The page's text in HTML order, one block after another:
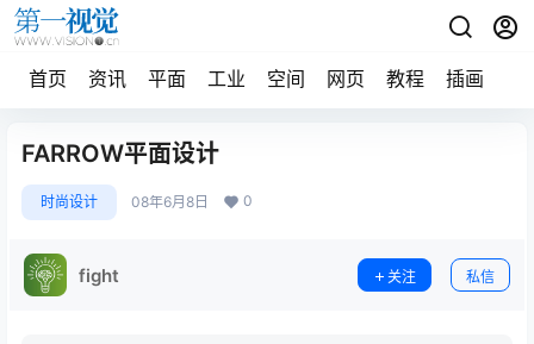
首页 资讯 平面 工业 空间 网页 教程 插画
FARROW平面设计
时尚设计 08年6月8日 0
fight 关注 私信